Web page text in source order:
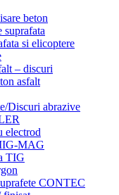
beton
suprafata
si elicoptere
– discuri
asfalt
Discuri abrazive
electrod
MAG
TIG
CONTEC